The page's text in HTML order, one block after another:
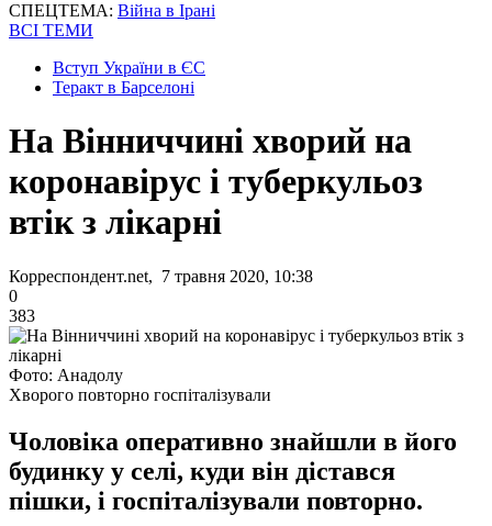
СПЕЦТЕМА: Війна в Ірані
ВСІ ТЕМИ
Вступ України в ЄС
Теракт в Барселоні
На Вінниччині хворий на
коронавірус і туберкульоз
втік з лікарні
Корреспондент.net, 7 травня 2020, 10:38
0
383
Фото: Анадолу
Хворого повторно госпіталізували
Чоловіка оперативно знайшли в його
будинку у селі, куди він дістався
пішки, і госпіталізували повторно.